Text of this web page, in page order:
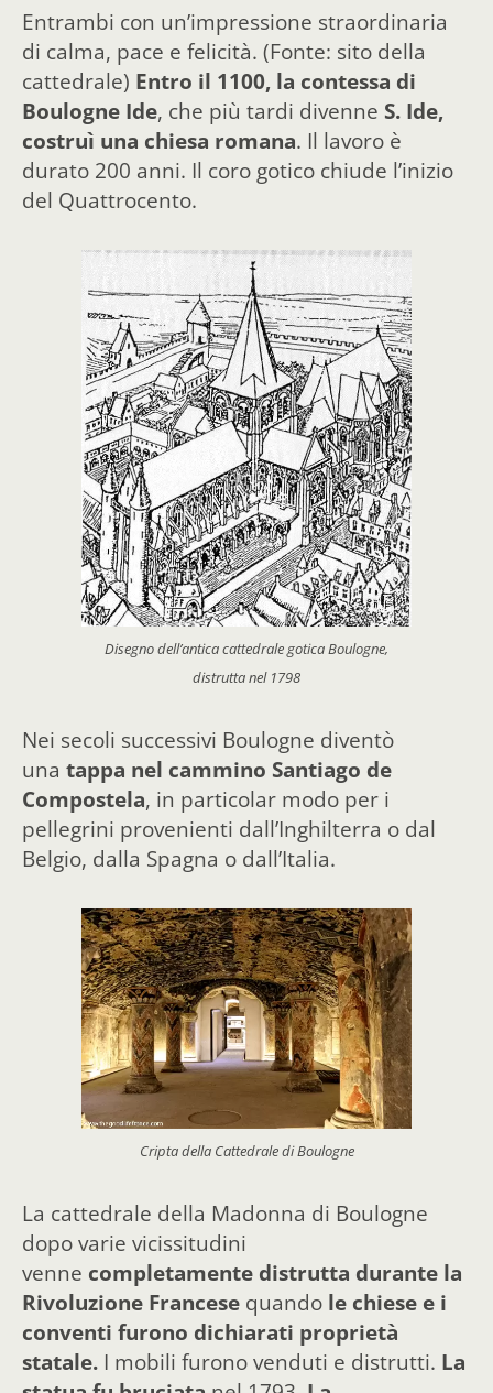
Entrambi con un’impressione straordinaria
di calma, pace e felicità. (Fonte: sito della
cattedrale) Entro il 1100, la contessa di
Boulogne Ide, che più tardi divenne S. Ide,
costruì una chiesa romana. Il lavoro è
durato 200 anni. Il coro gotico chiude l’inizio
del Quattrocento.
Disegno dell’antica cattedrale gotica Boulogne,
distrutta nel 1798
Nei secoli successivi Boulogne diventò
una tappa nel cammino Santiago de
Compostela, in particolar modo per i
pellegrini provenienti dall’Inghilterra o dal
Belgio, dalla Spagna o dall’Italia.
Cripta della Cattedrale di Boulogne
La cattedrale della Madonna di Boulogne
dopo varie vicissitudini
venne completamente distrutta durante la
Rivoluzione Francese quando le chiese e i
conventi furono dichiarati proprietà
statale. I mobili furono venduti e distrutti. La